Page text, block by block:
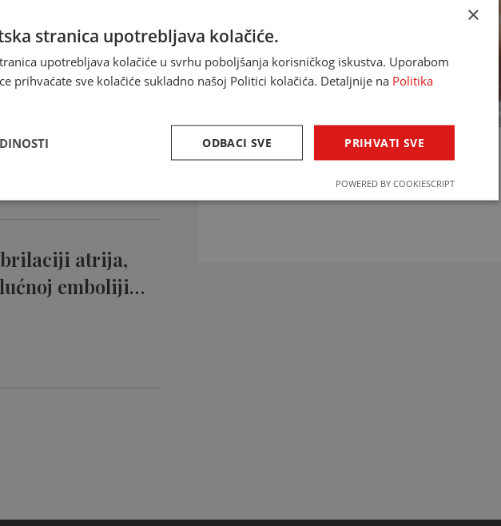
atrija,
emboliji…
INTERAKCIJE LIJEKOVA
Provjerite interakcije lijekova u svega par klikova!
×
stranica upotrebljava kolačiće.
upotrebljava kolačiće u svrhu poboljšanja korisničkog iskustva. Uporabom
prihvaćate sve kolačiće sukladno našoj Politici kolačića. Detaljnije na Politika
PRIHVATI SVE
ODBACI SVE
POWERED BY COOKIESCRIPT